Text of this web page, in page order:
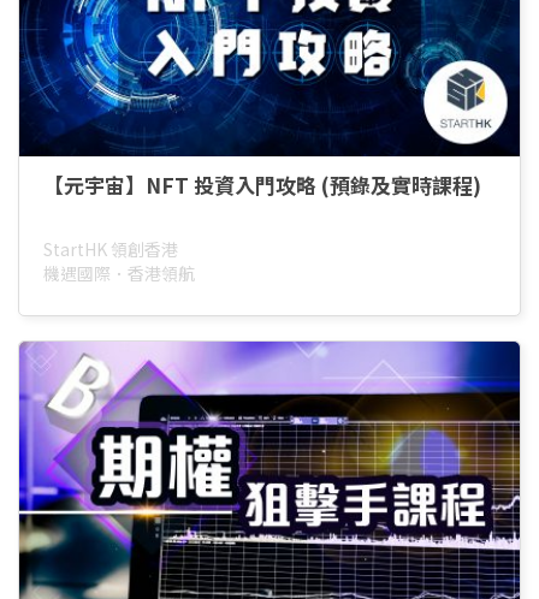
【元宇宙】NFT 投資入門攻略 (預錄及實時課程)
StartHK 領創香港
機遇國際．香港領航